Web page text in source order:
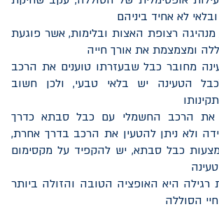
לא אחיד ביניהם
מנהיגה רצופת האצות ובלימות, אשר פוגעת
ומצמצמת את אורך חייה
מחובר כבל שבעזרתו טוענים את הרכב
הטעינה יש בלאי טבעי, ולכן חשוב
את הרכב החשמלי עם כבל סבתא כדרך
ולא ניתן להטעין את הרכב בדרך אחרת,
כבל סבתא, יש להקפיד על מקסימום
רגילה היא האופציה הטובה והזולה ביותר
הסוללה